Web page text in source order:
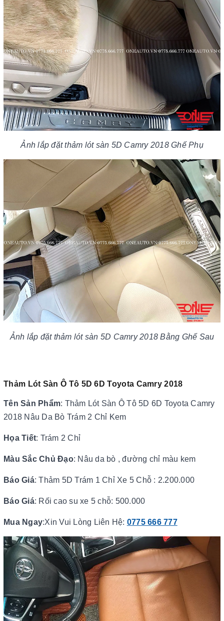
Ảnh lắp đặt thảm lót sàn 5D Camry 2018 Ghế Phụ
Ảnh lắp đặt thảm lót sàn 5D Camry 2018 Bằng Ghế Sau
Thảm Lót Sàn Ô Tô 5D 6D Toyota Camry 2018
Tên Sản Phẩm: Thảm Lót Sàn Ô Tô 5D 6D Toyota Camry
2018 Nâu Da Bò Trám 2 Chỉ Kem
Họa Tiết: Trám 2 Chỉ
Màu Sắc Chủ Đạo: Nâu da bò , đường chỉ màu kem
Báo Giá: Thảm 5D Trám 1 Chỉ Xe 5 Chỗ : 2.200.000
Báo Giá: Rối cao su xe 5 chỗ: 500.000
Mua Ngay:Xin Vui Lòng Liên Hệ: 0775 666 777